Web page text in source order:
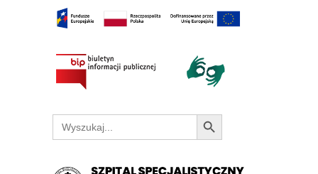
Search
for:
Search Button